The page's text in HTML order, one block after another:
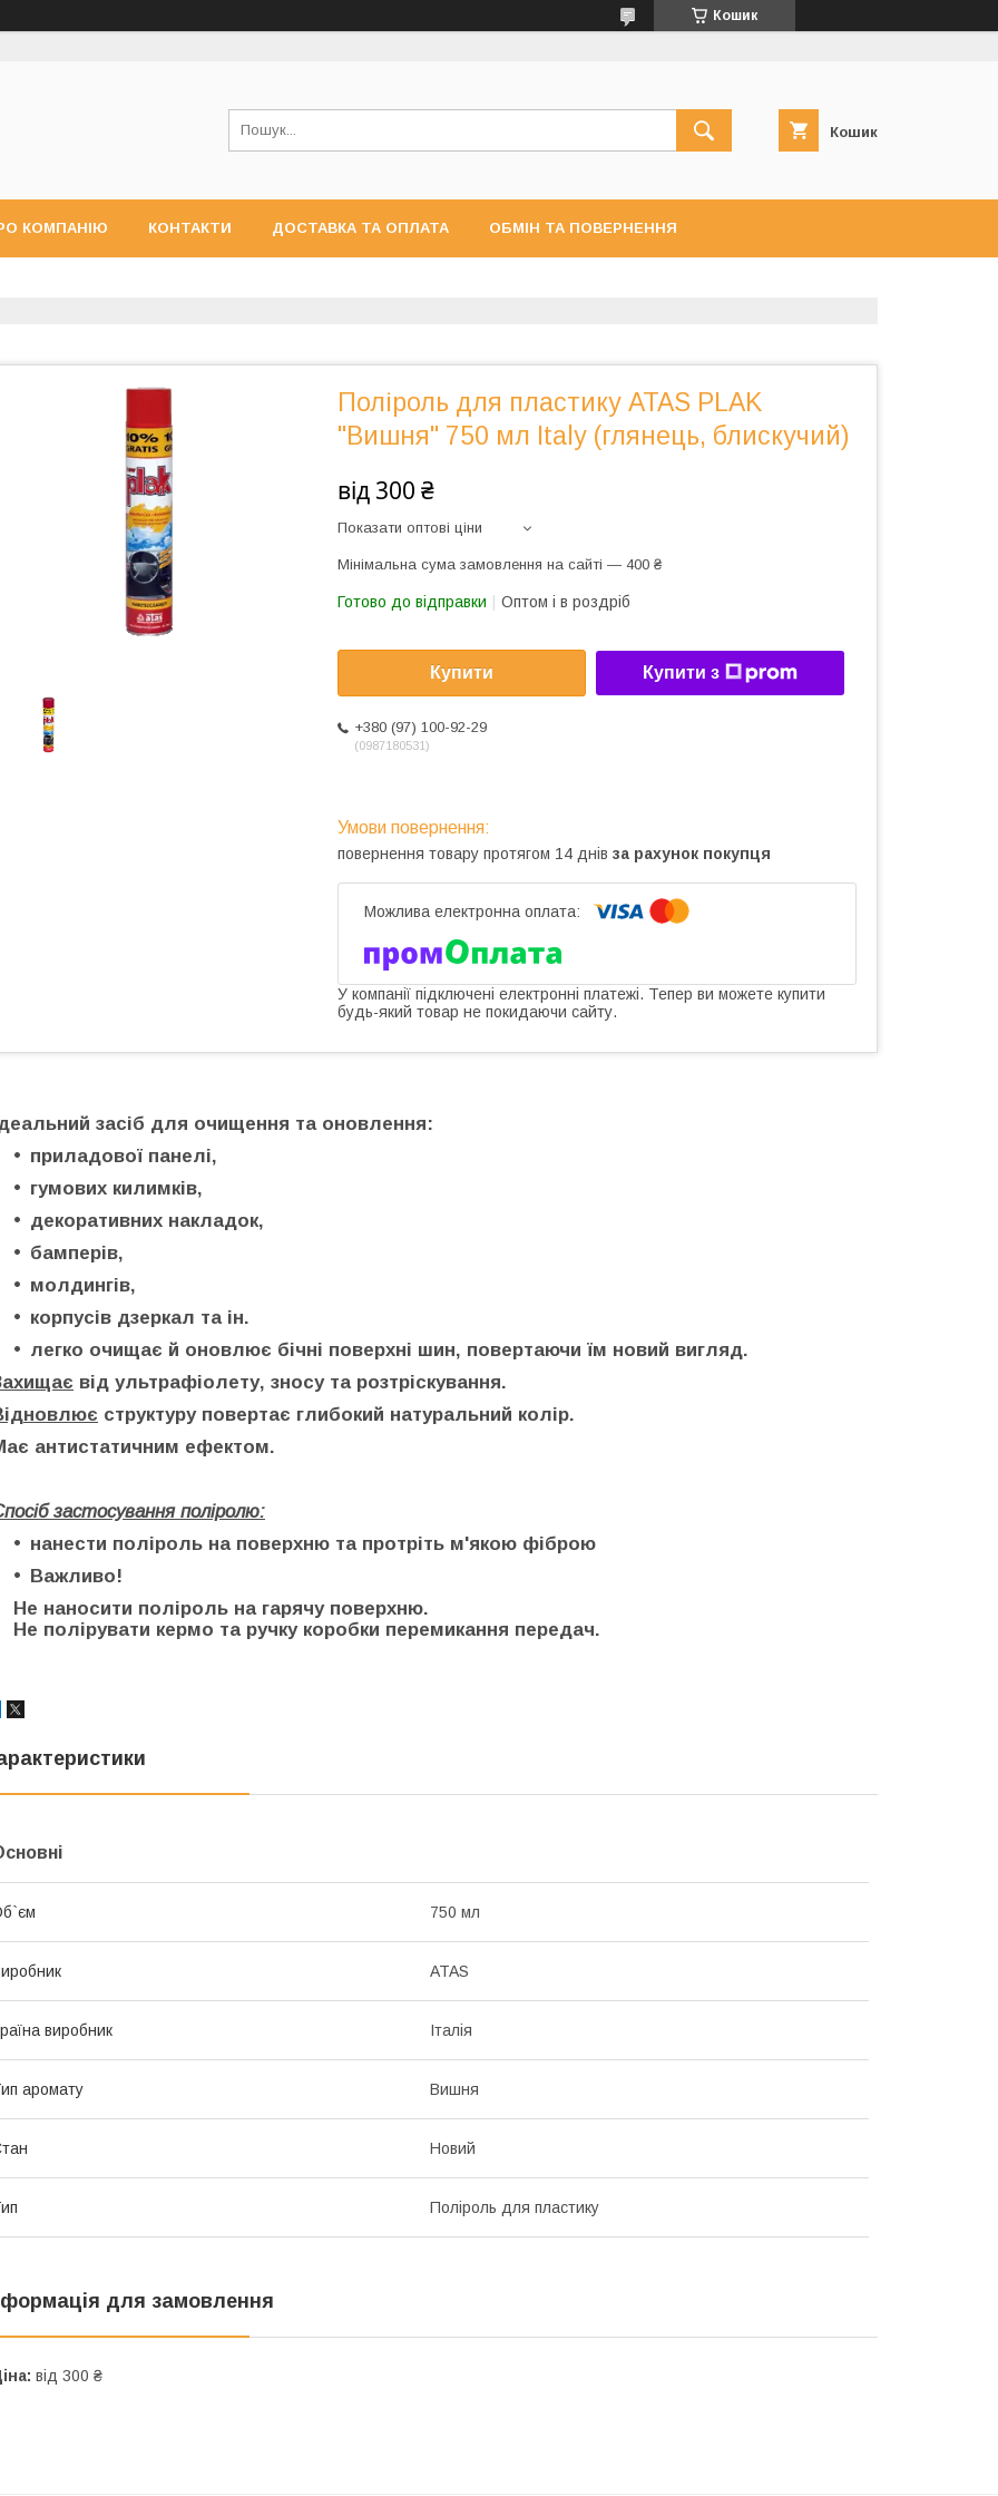
Кошик
Кошик
КОМПАНІЮ КОНТАКТИ ДОСТАВКА ТА ОПЛАТА ОБМІН ТА ПОВЕРНЕННЯ
Поліроль для пластику ATAS PLAK
"Вишня" 750 мл Italy (глянець, блискучий)
від 300 ₴
Показати оптові ціни
Мінімальна сума замовлення на сайті — 400 ₴
Готово до відправки Оптом і в роздріб
Купити Купити з
+380 (97) 100-92-29
0987180531
повернення товару протягом 14 днів за рахунок покупця
У компанії підключені електронні платежі. Тепер ви можете купити
будь-який товар не покидаючи сайту.
засіб для очищення та оновлення:
приладової панелі,
гумових килимків,
декоративних накладок,
бамперів,
молдингів,
корпусів дзеркал та ін.
легко очищає й оновлює бічні поверхні шин, повертаючи їм новий вигляд.
від ультрафіолету, зносу та розтріскування.
структуру повертає глибокий натуральний колір.
антистатичним ефектом.
застосування поліролю:
нанести поліроль на поверхню та протріть м'якою фіброю
Важливо!
Не наносити поліроль на гарячу поверхню.
Не полірувати кермо та ручку коробки перемикання передач.
750 мл
ATAS
виробник Італія
аромату Вишня
Новий
Поліроль для пластику
для замовлення
від 300 ₴